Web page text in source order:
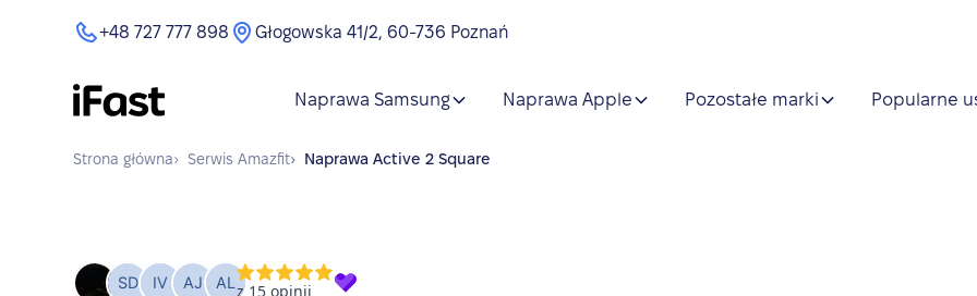
+48 727 777 898 Głogowska 41/2, 60-736 Poznań
Naprawa Samsung Naprawa Apple Pozostałe marki Popularne
Strona główna› Serwis Amazfit› Naprawa Active 2 Square